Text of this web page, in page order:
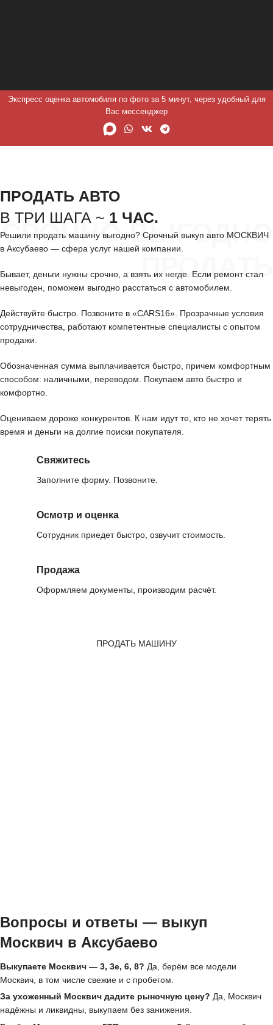
Экспресс оценка автомобиля по фото за 5 минут, через удобный для
Вас мессенджер
СРОЧНО ВЫГОДНО
ПРОДАТЬ
ПРОДАТЬ АВТО
В ТРИ ШАГА ~ 1 ЧАС.
Решили продать машину выгодно? Срочный выкуп авто МОСКВИЧ
в Аксубаево — сфера услуг нашей компании.
Бывает, деньги нужны срочно, а взять их негде. Если ремонт стал
невыгоден, поможем выгодно расстаться с автомобилем.
Действуйте быстро. Позвоните в «CARS16». Прозрачные условия
сотрудничества, работают компетентные специалисты с опытом
продажи.
Обозначенная сумма выплачивается быстро, причем комфортным
способом: наличными, переводом. Покупаем авто быстро и
комфортно.
Оцениваем дороже конкурентов. К нам идут те, кто не хочет терять
время и деньги на долгие поиски покупателя.
Свяжитесь
Заполните форму. Позвоните.
Осмотр и оценка
Сотрудник приедет быстро, озвучит стоимость.
Продажа
Оформляем документы, производим расчёт.
ПРОДАТЬ МАШИНУ
Вопросы и ответы — выкуп
Москвич в Аксубаево
Выкупаете Москвич — 3, 3е, 6, 8? Да, берём все модели
Москвич, в том числе свежие и с пробегом.
За ухоженный Москвич дадите рыночную цену? Да, Москвич
надёжны и ликвидны, выкупаем без занижения.